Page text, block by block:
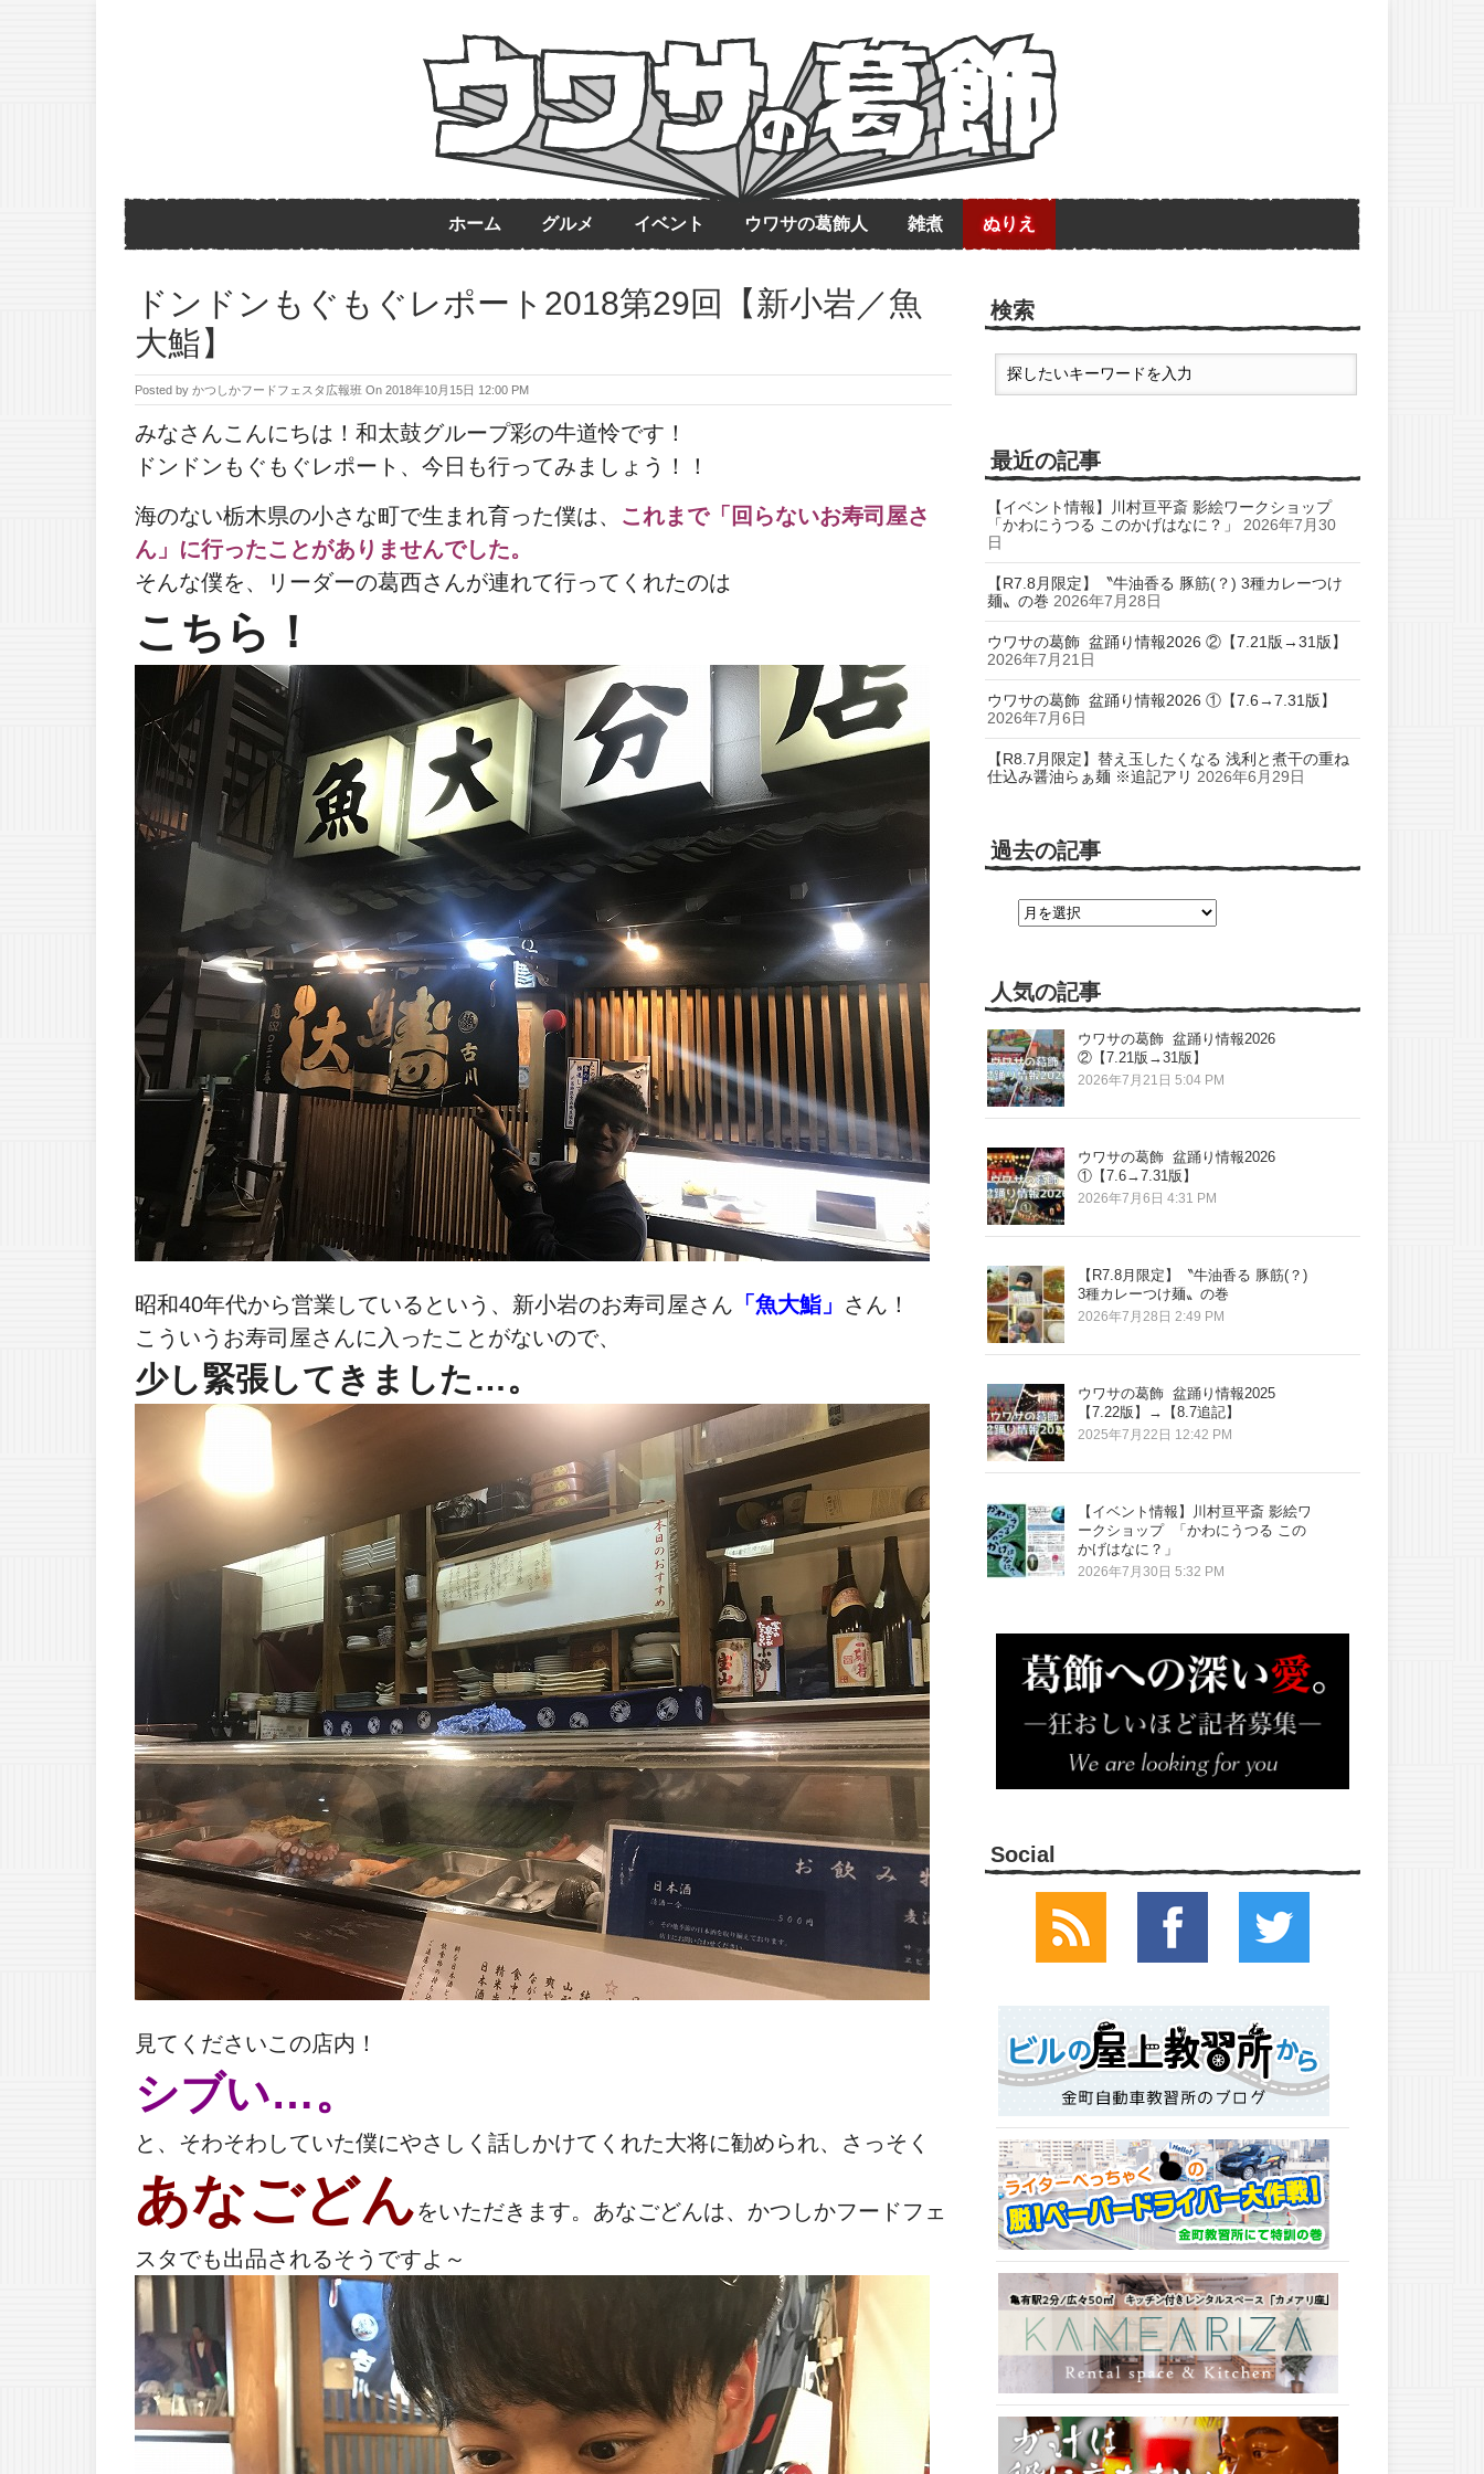
ホーム グルメ イベント ウワサの葛飾人 雑煮 ぬりえ
ドンドンもぐもぐレポート2018第29回【新小岩／魚
大鮨】
Posted by かつしかフードフェスタ広報班 On 2018年10月15日 12:00 PM
みなさんこんにちは！和太鼓グループ彩の牛道怜です！
ドンドンもぐもぐレポート、今日も行ってみましょう！！
海のない栃木県の小さな町で生まれ育った僕は、 これまで「回らないお寿司屋さ
ん」に行ったことがありませんでした。
そんな僕を、リーダーの葛西さんが連れて行ってくれたのは
こちら！
昭和40年代から営業しているという、新小岩のお寿司屋さん 「魚大鮨」 さん！
こういうお寿司屋さんに入ったことがないので、
少し緊張してきました…。
見てくださいこの店内！
シブい…。
と、そわそわしていた僕にやさしく話しかけてくれた大将に勧められ、さっそく
あなごどんをいただきます。あなごどんは、かつしかフードフェ
スタでも出品されるそうですよ～
検索
最近の記事
【イベント情報】川村亘平斎 影絵ワークショップ
「かわにうつる このかげはなに？」
2026年7月30
日
【R7.8月限定】〝牛油香る 豚筋(？) 3種カレーつけ
麺〟の巻 2026年7月28日
ウワサの葛飾 盆踊り情報2026 ②【7.21版→31版】
2026年7月21日
ウワサの葛飾 盆踊り情報2026 ①【7.6→7.31版】
2026年7月6日
【R8.7月限定】替え玉したくなる 浅利と煮干の重ね
仕込み醤油らぁ麺 ※追記アリ 2026年6月29日
過去の記事
人気の記事
ウワサの葛飾 盆踊り情報2026
②【7.21版→31版】
2026年7月21日 5:04 PM
ウワサの葛飾 盆踊り情報2026
①【7.6→7.31版】
2026年7月6日 4:31 PM
【R7.8月限定】〝牛油香る 豚筋(？)
3種カレーつけ麺〟の巻
2026年7月28日 2:49 PM
ウワサの葛飾 盆踊り情報2025
【7.22版】→【8.7追記】
2025年7月22日 12:42 PM
【イベント情報】川村亘平斎 影絵ワ
ークショップ 「かわにうつる この
かげはなに？」
2026年7月30日 5:32 PM
Social